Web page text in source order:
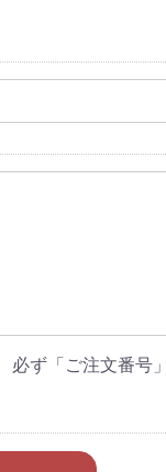
必ず「ご注文番号